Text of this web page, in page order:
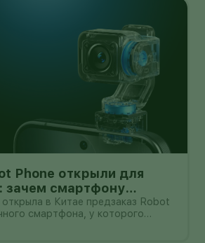
Phone открыли для
зачем смартфону
руке
в Китае предзаказ Robot
смартфона, у которого